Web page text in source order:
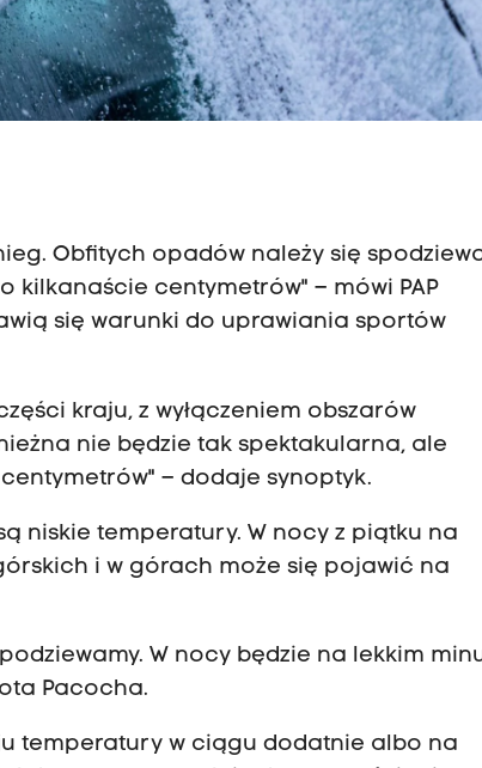
Obfitych opadów należy się
kilkanaście centymetrów" – mówi PAP
się warunki do uprawiania sportów
kraju, z wyłączeniem obszarów
nie będzie tak spektakularna, ale
– dodaje synoptyk.
niskie temperatury. W nocy z piątku na
i w górach może się pojawić na
W nocy będzie na lekkim
Pacocha.
temperatury w ciągu dodatnie albo na